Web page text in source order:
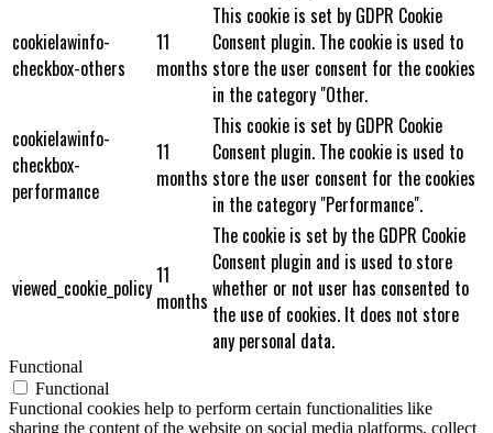
cookielawinfo-
checkbox-others
11
months
This cookie is set by GDPR Cookie
Consent plugin. The cookie is used to
store the user consent for the cookies
in the category "Other.
cookielawinfo-
checkbox-
performance
11
months
This cookie is set by GDPR Cookie
Consent plugin. The cookie is used to
store the user consent for the cookies
in the category "Performance".
viewed_cookie_policy11
months
The cookie is set by the GDPR Cookie
Consent plugin and is used to store
whether or not user has consented to
the use of cookies. It does not store
any personal data.
Functional
Functional
Functional cookies help to perform certain functionalities like
sharing the content of the website on social media platforms, collect